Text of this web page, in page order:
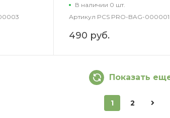
В наличии 0 шт.
Артикул PCS PRO-BAG-000001
490 руб.
Показать
1 2